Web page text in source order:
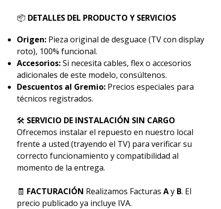
📦 DETALLES DEL PRODUCTO Y SERVICIOS
Origen:Pieza original de desguace (TV con display
roto), 100% funcional.
Accesorios:Si necesita cables, flex o accesorios
adicionales de este modelo, consúltenos.
Descuentos al Gremio:Precios especiales para
técnicos registrados.
🛠 SERVICIO DE INSTALACIÓN SIN CARGO
Ofrecemos instalar el repuesto en nuestro local
frente a usted (trayendo el TV) para verificar su
correcto funcionamiento y compatibilidad al
momento de la entrega.
🧾 FACTURACIÓN Realizamos Facturas Ay B. El
precio publicado ya incluye IVA.